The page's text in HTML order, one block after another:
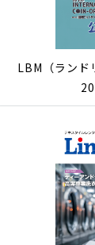
LBM（ランド